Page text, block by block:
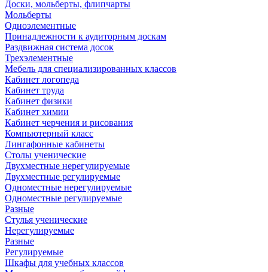
Доски, мольберты, флипчарты
Мольберты
Одноэлементные
Принадлежности к аудиторным доскам
Раздвижная система досок
Трехэлементные
Мебель для специализированных классов
Кабинет логопеда
Кабинет труда
Кабинет физики
Кабинет химии
Кабинет черчения и рисования
Компьютерный класс
Лингафонные кабинеты
Столы ученические
Двухместные нерегулируемые
Двухместные регулируемые
Одноместные нерегулируемые
Одноместные регулируемые
Разные
Стулья ученические
Нерегулируемые
Разные
Регулируемые
Шкафы для учебных классов